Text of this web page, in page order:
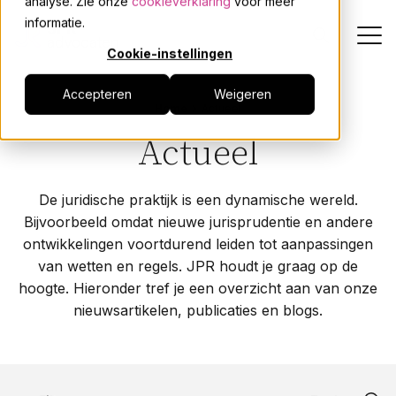
informatie.
Cookie-instellingen
Accepteren Weigeren
Dienstverlening
Actueel
Over JPR
Home
Actueel
De juridische praktijk is een dynamische wereld.
Bijvoorbeeld omdat nieuwe jurisprudentie en andere
ontwikkelingen voortdurend leiden tot aanpassingen
van wetten en regels. JPR houdt je graag op de
hoogte. Hieronder tref je een overzicht aan van onze
nieuwsartikelen, publicaties en blogs.